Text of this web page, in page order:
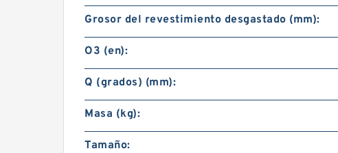
Grosor del revestimiento desgastado (mm):
O3 (en):
Q (grados) (mm):
Masa (kg):
Tamaño: